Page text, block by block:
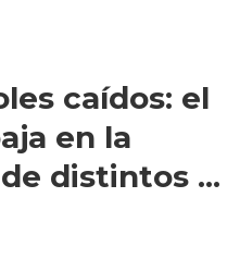
caídos: el
en la
distintos ...